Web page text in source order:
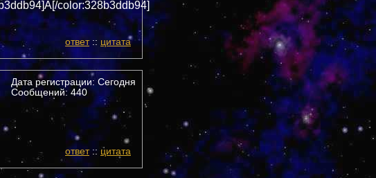
color:328b3ddb94]
ответ:: цитата
Дата регистрации: Сегодня
Сообщений: 440
ответ:: цитата